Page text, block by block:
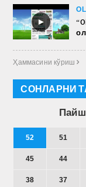
►
Ҳаммасини кўриш 
СОНЛАРНИ
52 51
45 44
38 37